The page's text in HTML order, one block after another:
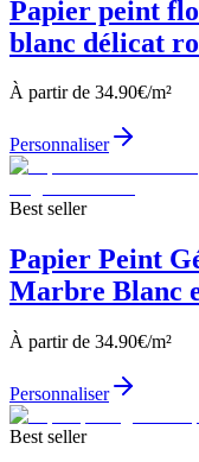
Papier peint
blanc délicat
À partir de 34.90€/m²
Personnaliser
Best seller
Papier Peint
Marbre Blanc
À partir de 34.90€/m²
Personnaliser
Best seller